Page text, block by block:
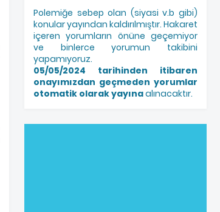
Polemiğe sebep olan (siyasi v.b gibi)
konular yayından kaldırılmıştır. Hakaret
içeren yorumların önüne geçemiyor
ve binlerce yorumun takibini
yapamıyoruz.
05/05/2024 tarihinden itibaren
onayımızdan geçmeden yorumlar
otomatik olarak yayınaalınacaktır.